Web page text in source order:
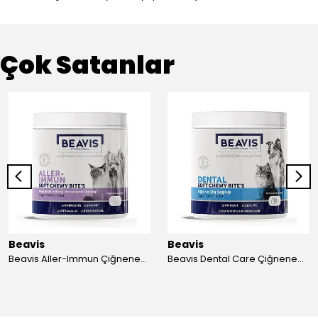
Çok Satanlar
Beavis
Beavis Aller-Immun Çiğnenebilir Tablet 105 gr - 3 Adet
Beavis
Beavis Dental Care Çiğnenebilir Tablet 105 gr - 3 Adet